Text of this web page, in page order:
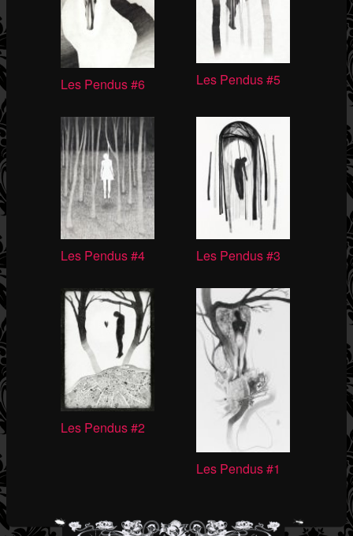
Les Pendus #6 Les Pendus #5
Les Pendus #4 Les Pendus #3
Les Pendus #2
Les Pendus #1